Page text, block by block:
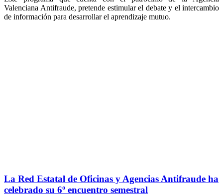
Valenciana Antifraude, pretende estimular el debate y el intercambio
de información para desarrollar el aprendizaje mutuo.
La Red Estatal de Oficinas y Agencias Antifraude ha
celebrado su 6º encuentro semestral